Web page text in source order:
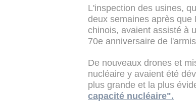
L'inspection des usines,
deux semaines après
chinois, avaient assisté à
70e anniversaire de
De nouveaux drones et
nucléaire y avaient été
plus grande et la plus
capacité nucléaire".